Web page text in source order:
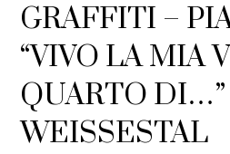
GRAFFITI –
“VIVO LA MIA
QUARTO DI…”
WEISSESTAL